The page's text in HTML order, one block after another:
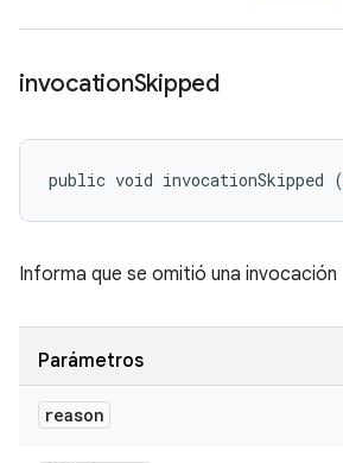
invocationSkipped
public void invocationSkipped (
Informa que se omitió una invocación
Parámetros
reason